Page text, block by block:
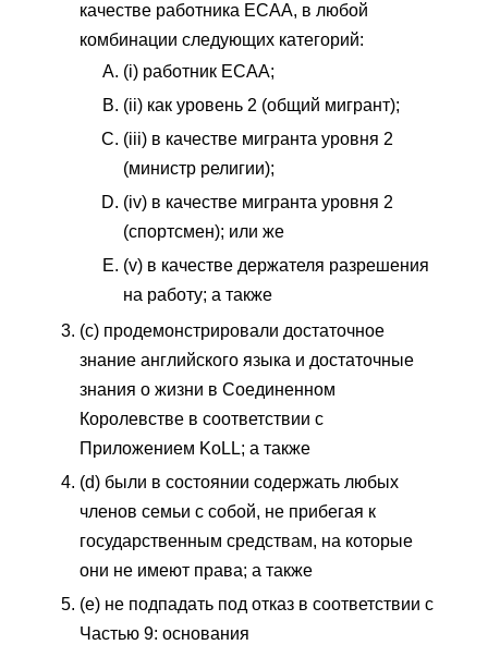
качестве работника ECAA, в любой
комбинации следующих категорий:
(i) работник ECAA;
(ii) как уровень 2 (общий мигрант);
(iii) в качестве мигранта уровня 2
(министр религии);
(iv) в качестве мигранта уровня 2
(спортсмен); или же
(v) в качестве держателя разрешения
на работу; а также
(c) продемонстрировали достаточное
знание английского языка и достаточные
знания о жизни в Соединенном
Королевстве в соответствии с
Приложением KoLL; а также
(d) были в состоянии содержать любых
членов семьи с собой, не прибегая к
государственным средствам, на которые
они не имеют права; а также
(e) не подпадать под отказ в соответствии с
Частью 9: основания